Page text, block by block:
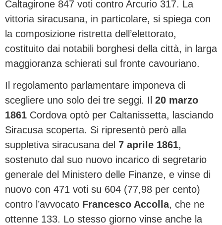
Caltagirone 847 voti contro Arcurio 317. La
vittoria siracusana, in particolare, si spiega con
la composizione ristretta dell’elettorato,
costituito dai notabili borghesi della città, in larga
maggioranza schierati sul fronte cavouriano.
Il regolamento parlamentare imponeva di
scegliere uno solo dei tre seggi. Il 20 marzo
1861 Cordova optò per Caltanissetta, lasciando
Siracusa scoperta. Si ripresentò però alla
suppletiva siracusana del 7 aprile 1861,
sostenuto dal suo nuovo incarico di segretario
generale del Ministero delle Finanze, e vinse di
nuovo con 471 voti su 604 (77,98 per cento)
contro l’avvocato Francesco Accolla, che ne
ottenne 133. Lo stesso giorno vinse anche la